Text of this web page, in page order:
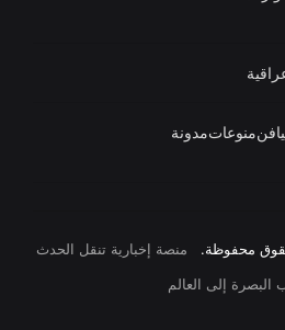
فنمنوعاتمدونة
محفوظة.
منصة إخبارية تنقل الحدث
البصرة إلى العالم